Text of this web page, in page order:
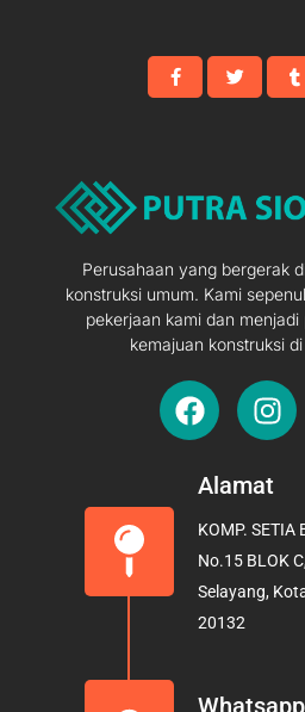
Perusahaan yang bergerak
konstruksi umum. Kami
pekerjaan kami dan
kemajuan konstruksi
F
a
e
o
o
k
I
n
t
g
r
a
Alamat
KOMP. SETIA
No.15 BLOK
Selayang,
20132